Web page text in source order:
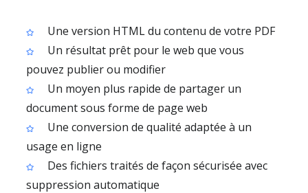
Une version HTML du contenu de votre PDF
Un résultat prêt pour le web que vous
pouvez publier ou modifier
Un moyen plus rapide de partager un
document sous forme de page web
Une conversion de qualité adaptée à un
usage en ligne
Des fichiers traités de façon sécurisée avec
suppression automatique